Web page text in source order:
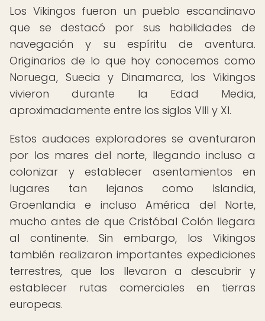
Los Vikingos fueron un pueblo escandinavo
que se destacó por sus habilidades de
navegación y su espíritu de aventura.
Originarios de lo que hoy conocemos como
Noruega, Suecia y Dinamarca, los Vikingos
vivieron durante la Edad Media,
aproximadamente entre los siglos VIII y XI.
Estos audaces exploradores se aventuraron
por los mares del norte, llegando incluso a
colonizar y establecer asentamientos en
lugares tan lejanos como Islandia,
Groenlandia e incluso América del Norte,
mucho antes de que Cristóbal Colón llegara
al continente. Sin embargo, los Vikingos
también realizaron importantes expediciones
terrestres, que los llevaron a descubrir y
establecer rutas comerciales en tierras
europeas.